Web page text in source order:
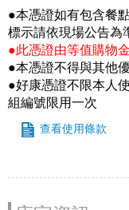
●本憑證如有包含餐
標示請依現場公告為
●此憑證由等值購物
●本憑證不得與其他
●好康憑證不限本人
組編號限用一次
查看使用條款